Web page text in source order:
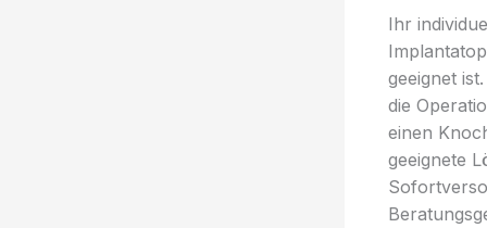
Ihr
geeignet
die
einen
geeignete